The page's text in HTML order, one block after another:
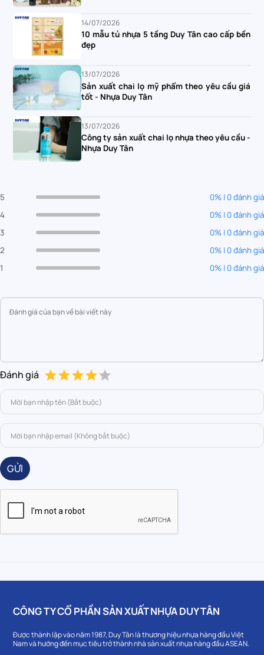
14/07/2026
10 mẫu tủ nhựa 5 tầng Duy Tân cao cấp bền
đẹp
13/07/2026
Sản xuất chai lọ mỹ phẩm theo yêu cầu giá
tốt - Nhựa Duy Tân
13/07/2026
Công ty sản xuất chai lọ nhựa theo yêu cầu -
Nhựa Duy Tân
5
0% | 0 đánh giá
4
0% | 0 đánh giá
3
0% | 0 đánh giá
2
0% | 0 đánh giá
1
0% | 0 đánh giá
Đánh giá
GỬI
CÔNG TY CỔ PHẦN SẢN XUẤT NHỰA DUY TÂN
Được thành lập vào năm 1987, Duy Tân là thương hiệu nhựa hàng đầu Việt
Nam và hướng đến mục tiêu trở thành nhà sản xuất nhựa hàng đầu ASEAN.